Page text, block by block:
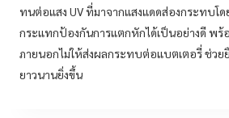
ทนต่อแสง UV ที่มาจากแสงแดดส่องกระทบโ
กระแทกป้องกันการแตกหักได้เป็นอย่างดี พ
ภายนอกไม่ให้ส่งผลกระทบต่อแบตเตอรี่ ช่วย
ยาวนานยิ่งขึ้น